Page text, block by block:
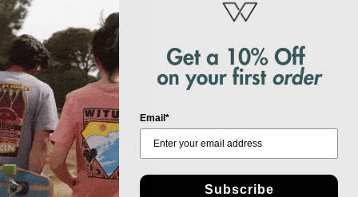
Email*
Subscribe